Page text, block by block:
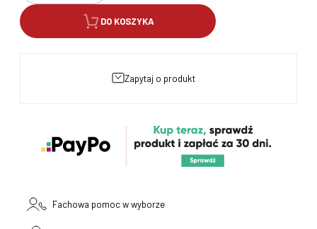
DO KOSZYKA
zapytaj o produkt
Fachowa pomoc w wyborze